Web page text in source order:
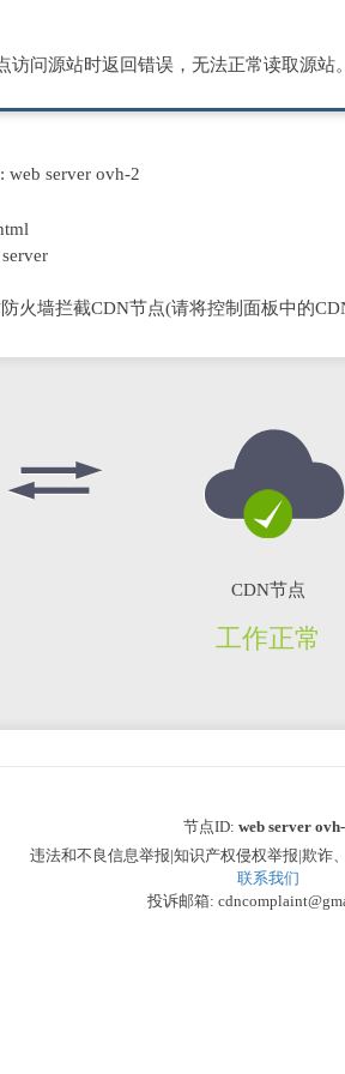
访问源站时返回错误，无法正常读取源站。
web server ovh-2
火墙拦截CDN节点(请将控制面板中的
CDN节点
工作正常
节点ID: web server
违法和不良信息举报|知识产权侵权举报|欺诈
联系我们
投诉邮箱: